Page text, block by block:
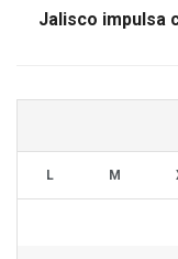
Jalisco impulsa
L M